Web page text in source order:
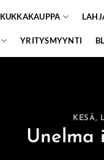
KUKKAKAUPPA
YRITYSMYYNTI
KESÄ,
Unelma